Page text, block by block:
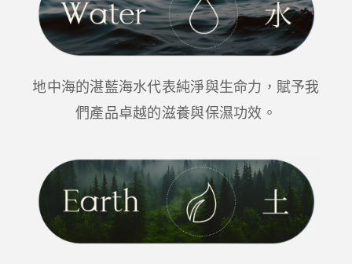
地中海的湛藍海⽔代表純淨與⽣命⼒，賦予我
們產品卓越的滋養與保濕功效。